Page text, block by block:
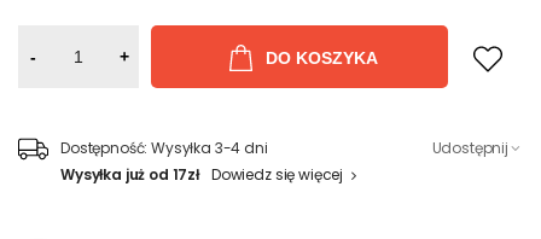
- + DO KOSZYKA
Dostępność: Wysyłka 3-4 dni
Wysyłka już od 17zł Dowiedz się więcej
Udostępnij